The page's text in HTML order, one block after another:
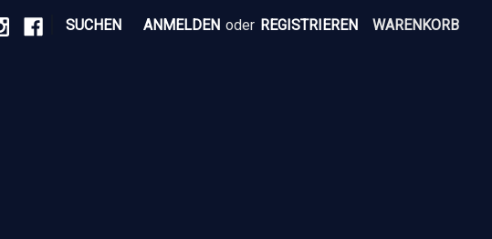
SUCHEN ANMELDEN oder REGISTRIEREN WARENKORB